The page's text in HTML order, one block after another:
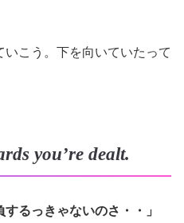
こう。下を向いていたって
you’re dealt.
るっきゃないのさ・・」